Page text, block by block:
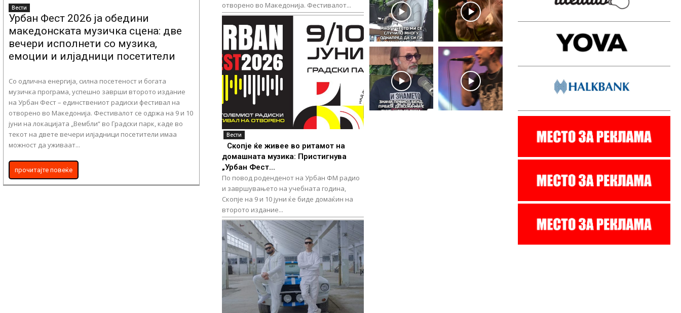
Вести
Урбан Фест 2026 ја обедини
македонската музичка сцена: две
вечери исполнети со музика,
емоции и илјадници посетители
Со одлична енергија, силна посетеност и богата
музичка програма, успешно заврши второто издание
на Урбан Фест – единствениот радиски фестивал на
отворено во Македонија. Фестивалот се одржа на 9 и 10
јуни на локацијата „Вембли“ во Градски парк, каде во
текот на двете вечери илјадници посетители имаа
можност да уживаат...
прочитајте повеќе
отворено во Македонија. Фестивалот...
Вести
Скопје ќе живее во ритамот на
домашната музика: Пристигнува
„Урбан Фест...
По повод роденденот на Урбан ФМ радио
и завршувањето на учебната година,
Скопје на 9 и 10 јуни ќе биде домаќин на
второто издание...